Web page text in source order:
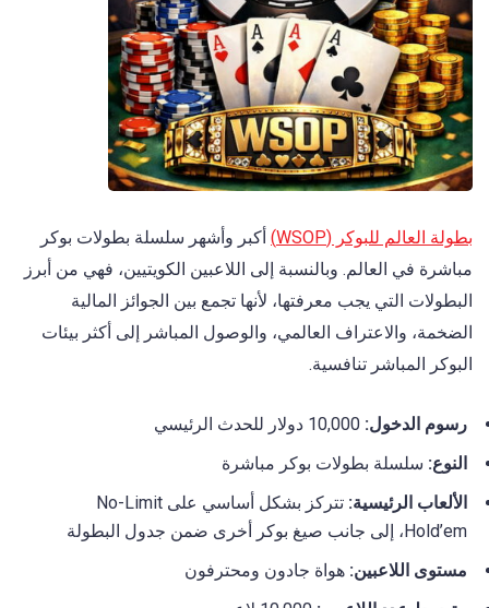
بطولة العالم للبوكر (WSOP)
أكبر وأشهر سلسلة بطولات بوكر
مباشرة في العالم. وبالنسبة إلى اللاعبين الكويتيين، فهي من أبرز
البطولات التي يجب معرفتها، لأنها تجمع بين الجوائز المالية
الضخمة، والاعتراف العالمي، والوصول المباشر إلى أكثر بيئات
البوكر المباشر تنافسية.
رسوم الدخول:
النوع: سلسلة بطولات بوكر مباشرة
الألعاب الرئيسية:
تتركز بشكل أساسي على No-Limit
Hold’em، إلى جانب صيغ بوكر أخرى ضمن جدول البطولة
مستوى اللاعبين: هواة جادون ومحترفون